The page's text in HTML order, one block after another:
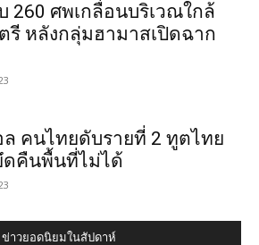
260 ศพเกลื่อนบริเวณใกล้
รี หลังกลุ่มฮามาสเปิดฉาก
ล คนไทยดับรายที่ 2 ทูตไทย
ดคืนพื้นที่ไม่ได้
ข่าวยอดนิยมในสัปดาห์